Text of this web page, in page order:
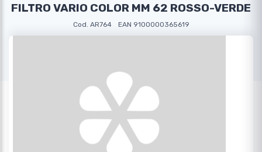
FILTRO VARIO COLOR MM 62 ROSSO-VERDE
Cod. AR764 EAN 9100000365619